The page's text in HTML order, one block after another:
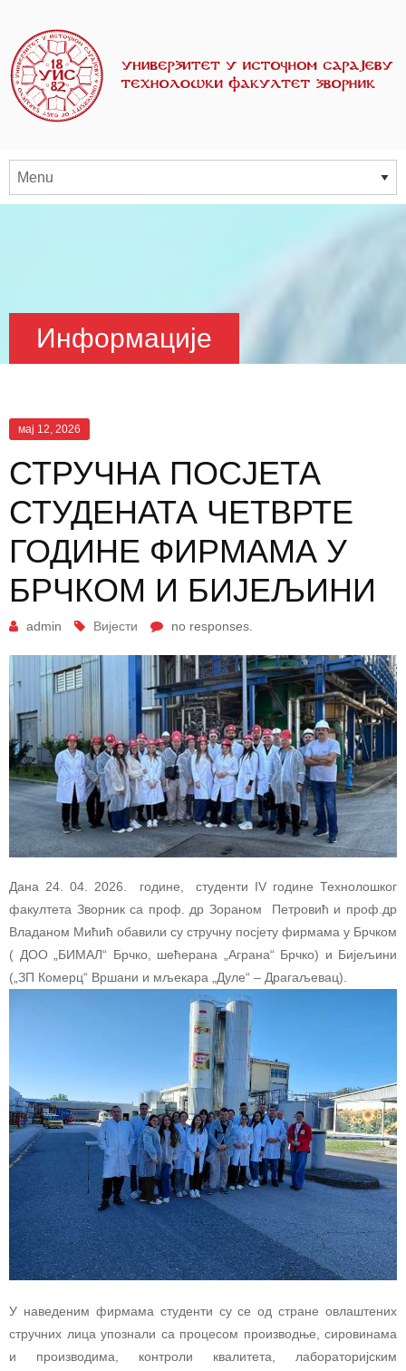
Информације
мај 12, 2026
СТРУЧНА ПОСЈЕТА
СТУДЕНАТА ЧЕТВРТЕ
ГОДИНЕ ФИРМАМА У
БРЧКОМ И БИЈЕЉИНИ
admin Вијести no responses.
Дана 24. 04. 2026. године, студенти IV године Технолошког
факултета Зворник са проф. др Зораном Петровић и проф.др
Владаном Мићић обавили су стручну посјету фирмама у Брчком
( ДОО „БИМАЛ“ Брчко, шећерана „Аграна“ Брчко) и Бијељини
(„ЗП Комерц“ Вршани и мљекара „Дуле“ – Драгаљевац).
У наведеним фирмама студенти су се од стране овлаштених
стручних лица упознали са процесом производње, сировинама
и производима, контроли квалитета, лабораторијским